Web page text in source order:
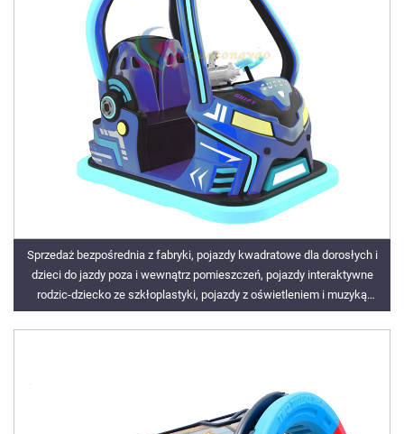
Sprzedaż bezpośrednia z fabryki, pojazdy kwadratowe dla dorosłych i
dzieci do jazdy poza i wewnątrz pomieszczeń, pojazdy interaktywne
rodzic-dziecko ze szkłoplastyki, pojazdy z oświetleniem i muzyką
elektryczną